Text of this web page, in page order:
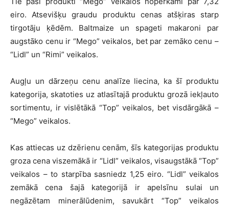
eiro. Atsevišķu graudu produktu cenas atšķiras starp
tirgotāju ķēdēm. Baltmaize un spageti makaroni par
augstāko cenu ir “Mego” veikalos, bet par zemāko cenu –
“Lidl” un “Rimi” veikalos.
Augļu un dārzeņu cenu analīze liecina, ka šī produktu
kategorija, skatoties uz atlasītajā produktu grozā iekļauto
sortimentu, ir vislētākā “Top” veikalos, bet visdārgākā –
“Mego” veikalos.
Kas attiecas uz dzērienu cenām, šīs kategorijas produktu
groza cena viszemākā ir “Lidl” veikalos, visaugstākā “Top”
veikalos – to starpība sasniedz 1,25 eiro. “Lidl” veikalos
zemākā cena šajā kategorijā ir apelsīnu sulai un
negāzētam minerālūdenim, savukārt “Top” veikalos